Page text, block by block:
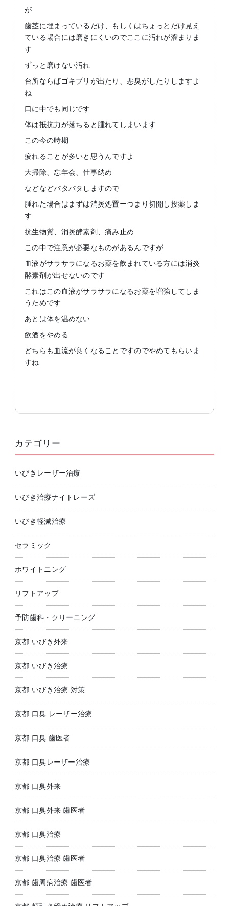
が
歯茎に埋まっているだけ、もしくはちょっとだけ見え
ている場合には磨きにくいのでここに汚れが溜まりま
す
ずっと磨けない汚れ
台所ならばゴキブリが出たり、悪臭がしたりしますよ
ね
口に中でも同じです
体は抵抗力が落ちると腫れてしまいます
この今の時期
疲れることが多いと思うんですよ
大掃除、忘年会、仕事納め
などなどバタバタしますので
腫れた場合はまずは消炎処置ーつまり切開し投薬しま
す
抗生物質、消炎酵素剤、痛み止め
この中で注意が必要なものがあるんですが
血液がサラサラになるお薬を飲まれている方には消炎
酵素剤が出せないのです
これはこの血液がサラサラになるお薬を増強してしま
うためです
あとは体を温めない
飲酒をやめる
どちらも血流が良くなることですのでやめてもらいま
すね
カテゴリー
いびきレーザー治療
いびき治療ナイトレーズ
いびき軽減治療
セラミック
ホワイトニング
リフトアップ
予防歯科・クリーニング
京都 いびき外来
京都 いびき治療
京都 いびき治療 対策
京都 口臭 レーザー治療
京都 口臭 歯医者
京都 口臭レーザー治療
京都 口臭外来
京都 口臭外来 歯医者
京都 口臭治療
京都 口臭治療 歯医者
京都 歯周病治療 歯医者